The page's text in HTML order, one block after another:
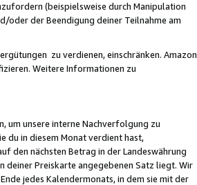
(beispielsweise durch Manipulation
oder der Beendigung deiner Teilnahme am
zu verdienen, einschränken. Amazon
Weitere Informationen zu
um unsere interne Nachverfolgung zu
du in diesem Monat verdient hast,
den nächsten Betrag in der Landeswährung
deiner Preiskarte angegebenen Satz liegt. Wir
jedes Kalendermonats, in dem sie mit der